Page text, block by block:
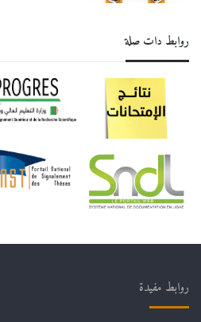
روابط دات صلة
روابط مفيدة